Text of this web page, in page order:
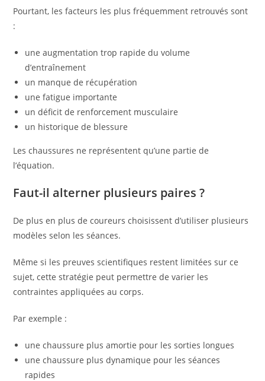
Pourtant, les facteurs les plus fréquemment retrouvés sont
:
une augmentation trop rapide du volume
d’entraînement
un manque de récupération
une fatigue importante
un déficit de renforcement musculaire
un historique de blessure
Les chaussures ne représentent qu’une partie de
l’équation.
Faut-il alterner plusieurs paires ?
De plus en plus de coureurs choisissent d’utiliser plusieurs
modèles selon les séances.
Même si les preuves scientifiques restent limitées sur ce
sujet, cette stratégie peut permettre de varier les
contraintes appliquées au corps.
Par exemple :
une chaussure plus amortie pour les sorties longues
une chaussure plus dynamique pour les séances
rapides